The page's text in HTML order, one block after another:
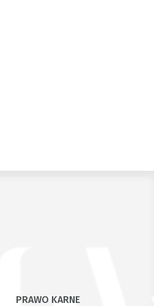
PRAWO KARNE